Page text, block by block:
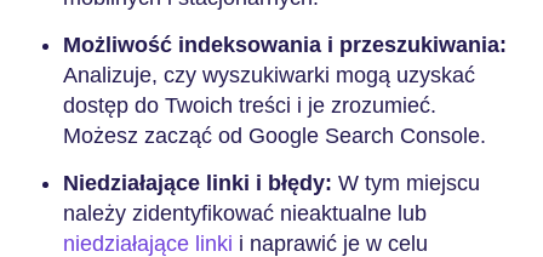
Możliwość indeksowania i przeszukiwania:
Analizuje, czy wyszukiwarki mogą uzyskać
dostęp do Twoich treści i je zrozumieć.
Możesz zacząć od Google Search Console.
Niedziałające linki i błędy: W tym miejscu
należy zidentyfikować nieaktualne lub
niedziałające linki i naprawić je w celu